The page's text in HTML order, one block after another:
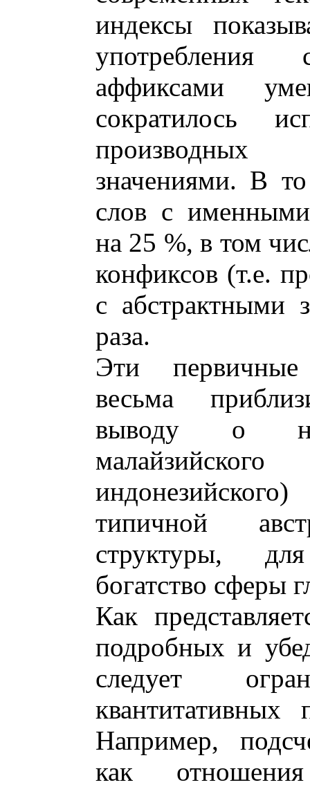
индексы
аффиксами
сократилось
производных
значениями. В
слов с
на 25 %, в том
конфиксов (т.е.
с абстрактными
раза.
Эти
весьма
выводу о
типичной
структуры,
богатство сферы
Как
подробных и
следует
квантитативных
Например,
как